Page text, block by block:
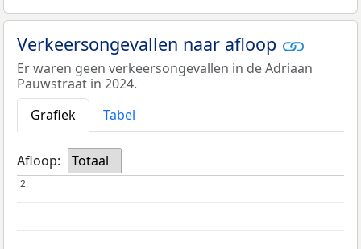
Verkeersongevallen naar afloop
Er waren geen verkeersongevallen in de Adriaan
Pauwstraat in 2024.
Grafiek
Tabel
Afloop: Totaal
2
2